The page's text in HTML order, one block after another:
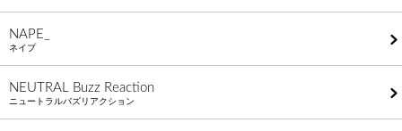
NAPE_
ネイプ
NEUTRAL Buzz Reaction
ニュートラルバズリアクション